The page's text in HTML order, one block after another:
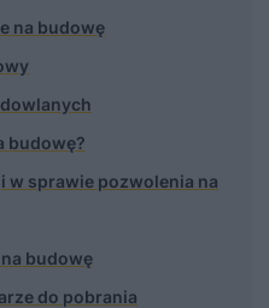
na budowę
budowę?
w sprawie pozwolenia na
budowę
do pobrania